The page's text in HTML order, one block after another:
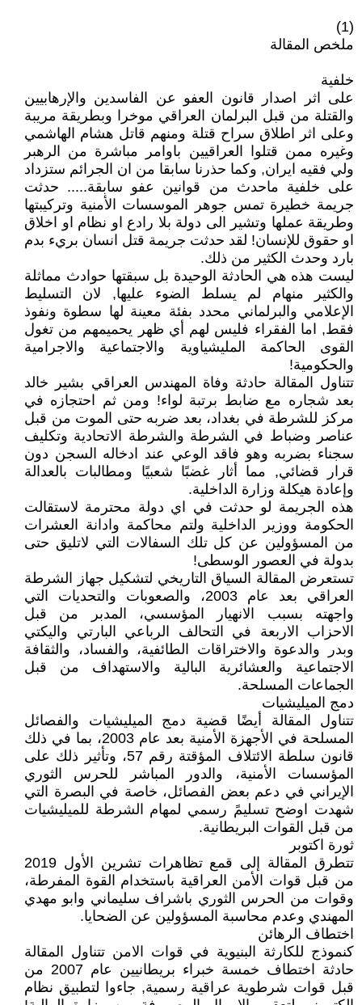
(1)
ملخص المقالة
خلفية
على اثر اصدار قانون العفو عن الفاسدين والإرهابيين
والقتلة من قبل البرلمان العراقي موخرا وبطريقة مريبة
وعلى اثر اطلاق سراح قتلة ومنهم قاتل هشام الهاشمي
وغيره ممن قتلوا العراقيين باوامر مباشرة من الرهبر
ولي فقيه ايران, وكما حذرنا سابقا من ان الجرائم ستزداد
على خلفية ماحدث من قوانين عفو سابقة..... حدثت
جريمة خطيرة تمس جوهر الموسسات الأمنية وتركيبتها
وطريقة عملها وتشير الى دولة بلا رادع او نظام او اخلاق
او حقوق للإنسان! لقد حدثت جريمة قتل انسان بريء بدم
بارد وحدث الكثير من ذلك.
ليست هذه هي الحادثة الوحيدة بل سبقتها حوادث مماثلة
والكثير منهام لم يسلط الضوء عليها, لان التسليط
الإعلامي والبرلماني محدد بفئة معينة لها سطوة ونفوذ
فقط, اما الفقراء فليس لهم أي ظهر يحميمهم من تغول
القوى الحاكمة المليشياوية والاجتماعية والاجرامية
والحكومية!
تتناول المقالة حادثة وفاة المهندس العراقي بشير خالد
بعد شجاره مع ضابط برتبة لواء! ومن ثم احتجازه في
مركز للشرطة في بغداد، بعد ضربه حتى الموت من قبل
عناصر وضباط في الشرطة والشرطة الاتحادية وتكليف
سجناء بضربه وهو فاقد الوعي عند ادخاله السجن دون
قرار قضائي, مما أثار غضبًا شعبيًا ومطالبات بالعدالة
وإعادة هيكلة وزارة الداخلية.
هذه الجريمة لو حدثت في اي دولة محترمة لاستقالت
الحكومة ووزير الداخلية ولتم محاكمة وادانة العشرات
من المسؤولين عن كل تلك السفالات التي لاتليق حتى
بدولة في العصور الوسطى!
تستعرض المقالة السياق التاريخي لتشكيل جهاز الشرطة
العراقي بعد عام 2003، والصعوبات والتحديات التي
واجهته بسبب الانهيار المؤسسي، المدبر من قبل
الاحزاب الاربعة في التحالف الرباعي البارتي واليكتي
وبدر والدعوة والاختراقات الطائفية، والفساد، والثقافة
الاجتماعية والعشائرية البالية والاستهداف من قبل
الجماعات المسلحة.
دمج الميليشيات
تتناول المقالة أيضًا قضية دمج الميليشيات والفصائل
المسلحة في الأجهزة الأمنية بعد عام 2003، بما في ذلك
قانون سلطة الائتلاف المؤقتة رقم 57، وتأثير ذلك على
المؤسسات الأمنية، والدور المباشر للحرس الثوري
الإيراني في دعم بعض الفصائل، خاصة في البصرة التي
شهدت اوضح تسليمً رسمي لمهام الشرطة للميليشيات
من قبل القوات البريطانية.
ثورة اكتوبر
تتطرق المقالة إلى قمع تظاهرات تشرين الأول 2019
من قبل قوات الأمن العراقية باستخدام القوة المفرطة،
وقوات من الحرس الثوري باشراف سليماني وابو مهدي
المهندي وعدم محاسبة المسؤولين عن الضحايا.
اختطاف الرهائن
كنموذج للكارثة البنيوية في قوات الامن تتناول المقالة
حادثة اختطاف خمسة خبراء بريطانيين عام 2007 من
قبل قوات شرطوية عراقية رسمية, جاءوا لتطبيق نظام